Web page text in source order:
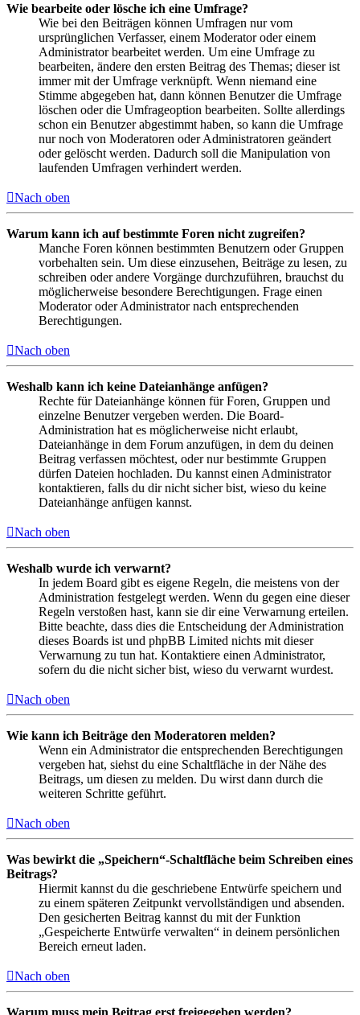
Wie bearbeite oder lösche ich eine Umfrage?
Wie bei den Beiträgen können Umfragen nur vom
ursprünglichen Verfasser, einem Moderator oder einem
Administrator bearbeitet werden. Um eine Umfrage zu
bearbeiten, ändere den ersten Beitrag des Themas; dieser ist
immer mit der Umfrage verknüpft. Wenn niemand eine
Stimme abgegeben hat, dann können Benutzer die Umfrage
löschen oder die Umfrageoption bearbeiten. Sollte allerdings
schon ein Benutzer abgestimmt haben, so kann die Umfrage
nur noch von Moderatoren oder Administratoren geändert
oder gelöscht werden. Dadurch soll die Manipulation von
laufenden Umfragen verhindert werden.
Nach oben
Warum kann ich auf bestimmte Foren nicht zugreifen?
Manche Foren können bestimmten Benutzern oder Gruppen
vorbehalten sein. Um diese einzusehen, Beiträge zu lesen, zu
schreiben oder andere Vorgänge durchzuführen, brauchst du
möglicherweise besondere Berechtigungen. Frage einen
Moderator oder Administrator nach entsprechenden
Berechtigungen.
Nach oben
Weshalb kann ich keine Dateianhänge anfügen?
Rechte für Dateianhänge können für Foren, Gruppen und
einzelne Benutzer vergeben werden. Die Board-
Administration hat es möglicherweise nicht erlaubt,
Dateianhänge in dem Forum anzufügen, in dem du deinen
Beitrag verfassen möchtest, oder nur bestimmte Gruppen
dürfen Dateien hochladen. Du kannst einen Administrator
kontaktieren, falls du dir nicht sicher bist, wieso du keine
Dateianhänge anfügen kannst.
Nach oben
Weshalb wurde ich verwarnt?
In jedem Board gibt es eigene Regeln, die meistens von der
Administration festgelegt werden. Wenn du gegen eine dieser
Regeln verstoßen hast, kann sie dir eine Verwarnung erteilen.
Bitte beachte, dass dies die Entscheidung der Administration
dieses Boards ist und phpBB Limited nichts mit dieser
Verwarnung zu tun hat. Kontaktiere einen Administrator,
sofern du die nicht sicher bist, wieso du verwarnt wurdest.
Nach oben
Wie kann ich Beiträge den Moderatoren melden?
Wenn ein Administrator die entsprechenden Berechtigungen
vergeben hat, siehst du eine Schaltfläche in der Nähe des
Beitrags, um diesen zu melden. Du wirst dann durch die
weiteren Schritte geführt.
Nach oben
Was bewirkt die „Speichern“-Schaltfläche beim Schreiben eines
Beitrags?
Hiermit kannst du die geschriebene Entwürfe speichern und
zu einem späteren Zeitpunkt vervollständigen und absenden.
Den gesicherten Beitrag kannst du mit der Funktion
„Gespeicherte Entwürfe verwalten“ in deinem persönlichen
Bereich erneut laden.
Nach oben
Warum muss mein Beitrag erst freigegeben werden?